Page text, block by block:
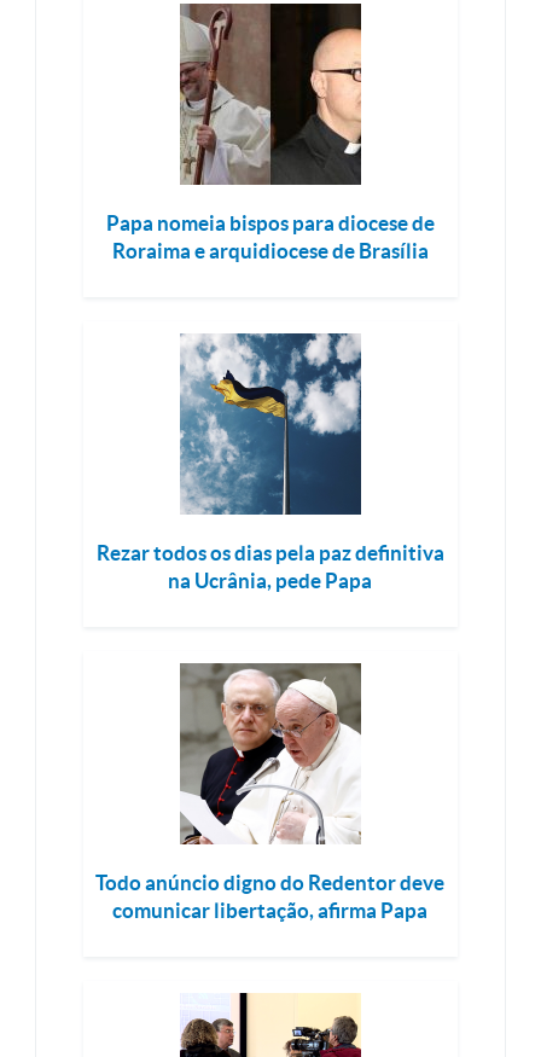
Papa nomeia bispos para diocese de
Roraima e arquidiocese de Brasília
Rezar todos os dias pela paz definitiva
na Ucrânia, pede Papa
Todo anúncio digno do Redentor deve
comunicar libertação, afirma Papa